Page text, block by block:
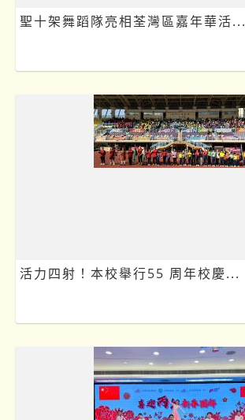
聖十架舞蹈隊亮相荃灣區嘉年華活...
活力四射！本校舉行55 周年校慶...